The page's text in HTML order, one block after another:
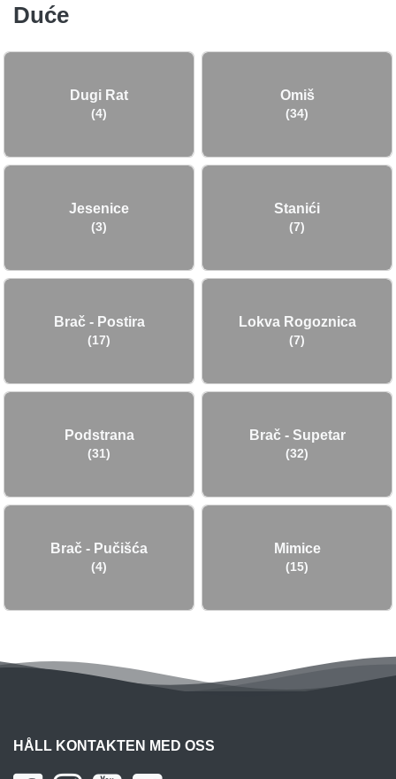
Duće
Dugi Rat
(4)
Omiš
(34)
Jesenice
(3)
Stanići
(7)
Brač - Postira
(17)
Lokva Rogoznica
(7)
Podstrana
(31)
Brač - Supetar
(32)
Brač - Pučišća
(4)
Mimice
(15)
HÅLL KONTAKTEN MED OSS